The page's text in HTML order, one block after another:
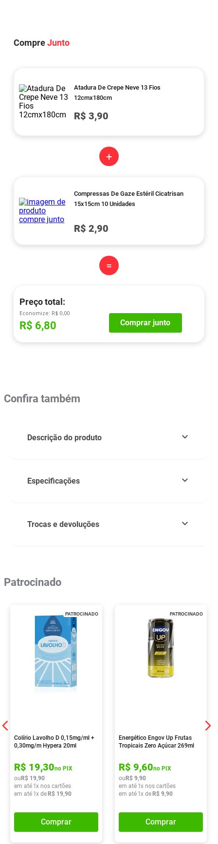
CompreJunto
Atadura De Crepe Neve 13 Fios
12cmx180cm
R$ 3,90
+
Compressas De Gaze Estéril Cicatrisan
15x15cm 10 Unidades
R$ 2,90
=
Preço total:
Economize: R$ 0,00
R$ 6,80 Comprar junto
Confira também
Descrição do produto
Especificações
Trocas e devoluções
Patrocinado
PATROCINADO
Colírio Lavolho D 0,15mg/ml +
0,30mg/m Hypera 20ml
R$ 19,30no PIX
ou R$ 19,90
em até 1x nos cartões
em até 1x de R$ 19,90
Comprar
PATROCINADO
Energético Engov Up Frutas
Tropicais Zero Açúcar 269ml
R$ 9,60no PIX
ou R$ 9,90
em até 1x nos cartões
em até 1x de R$ 9,90
Comprar